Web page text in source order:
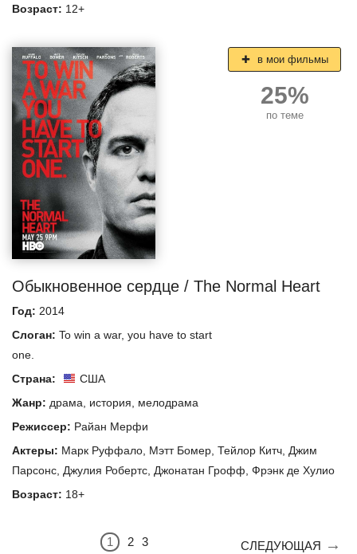
Возраст: 12+
Обыкновенное сердце / The Normal Heart
Год: 2014
Слоган: To win a war, you have to start
one.
Страна:
США
Жанр: драма история
мелодрама
Режиссер: Райан Мерфи
Актеры: Марк Руффало Мэтт Бомер Тейлор Китч Джим
Парсонс Джулия Робертс Джонатан Грофф Фрэнк де Хулио
Возраст: 18+
в мои фильмы
25%
по теме
1 2 3 СЛЕДУЮЩАЯ